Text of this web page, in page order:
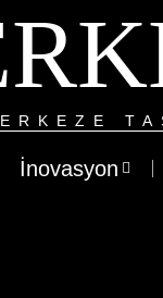
İnovasyon